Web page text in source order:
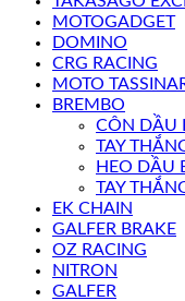
MOTOGADGET
DOMINO
CRG RACING
MOTO
BREMBO
CÔN DẦU
TAY
HEO DẦU
TAY
EK CHAIN
GALFER BRAKE
OZ RACING
NITRON
GALFER